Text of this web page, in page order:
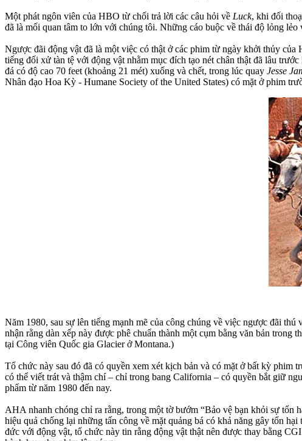
Một phát ngôn viên của HBO từ chối trả lời các câu hỏi về Luck, khi đối
đã là mối quan tâm to lớn với chúng tôi. Những cáo buộc về thái độ lỏng lẻo
Ngược đãi động vật đã là một việc có thật ở các phim từ ngày khởi thủy
tiếng đối xử tàn tệ với động vật nhằm mục đích tạo nét chân thật đã lâu
đá có độ cao 70 feet (khoảng 21 mét) xuống và chết, trong lúc quay Jesse
Nhân đạo Hoa Kỳ - Humane Society of the United States) có mặt ở phim
Năm 1980, sau sự lên tiếng mạnh mẽ của công chúng về việc ngược đãi thú
nhận rằng dàn xếp này được phê chuẩn thành một cụm bằng văn bản
tại Công viên Quốc gia Glacier ở Montana.)
Tổ chức này sau đó đã có quyền xem xét kịch bản và có mặt ở bất kỳ phim
có thể viết trát và thậm chí – chỉ trong bang California – có quyền bắt giữ
phẩm từ năm 1980 đến nay.
AHA nhanh chóng chỉ ra rằng, trong một tờ bướm “Bảo vệ bạn khỏi sự tổn
hiệu quả chống lại những tấn công về mặt quảng bá có khả năng gây tổn
đức với động vật, tổ chức này tin rằng động vật thật nên được thay bằng